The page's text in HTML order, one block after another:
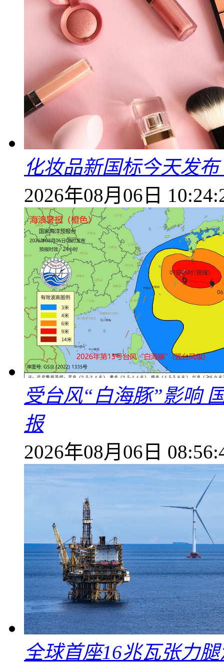
化妆品新国标今天发
2026年08月06日
受台风“白海豚”影响
报
2026年08月06日
全球首座16兆瓦张力